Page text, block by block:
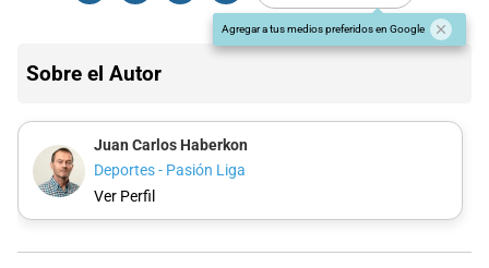
Agregar a tus medios preferidos en Google
Sobre el Autor
Juan Carlos Haberkon
Deportes - Pasión Liga
Ver Perfil